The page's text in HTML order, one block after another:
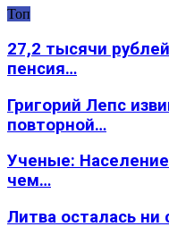
Топ
27,2 тысячи
пенсия…
Григорий Лепс
повторной…
Ученые:
чем…
Литва осталась